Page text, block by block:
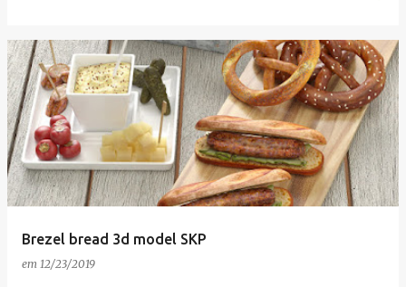
Brezel bread 3d model SKP
em 12/23/2019